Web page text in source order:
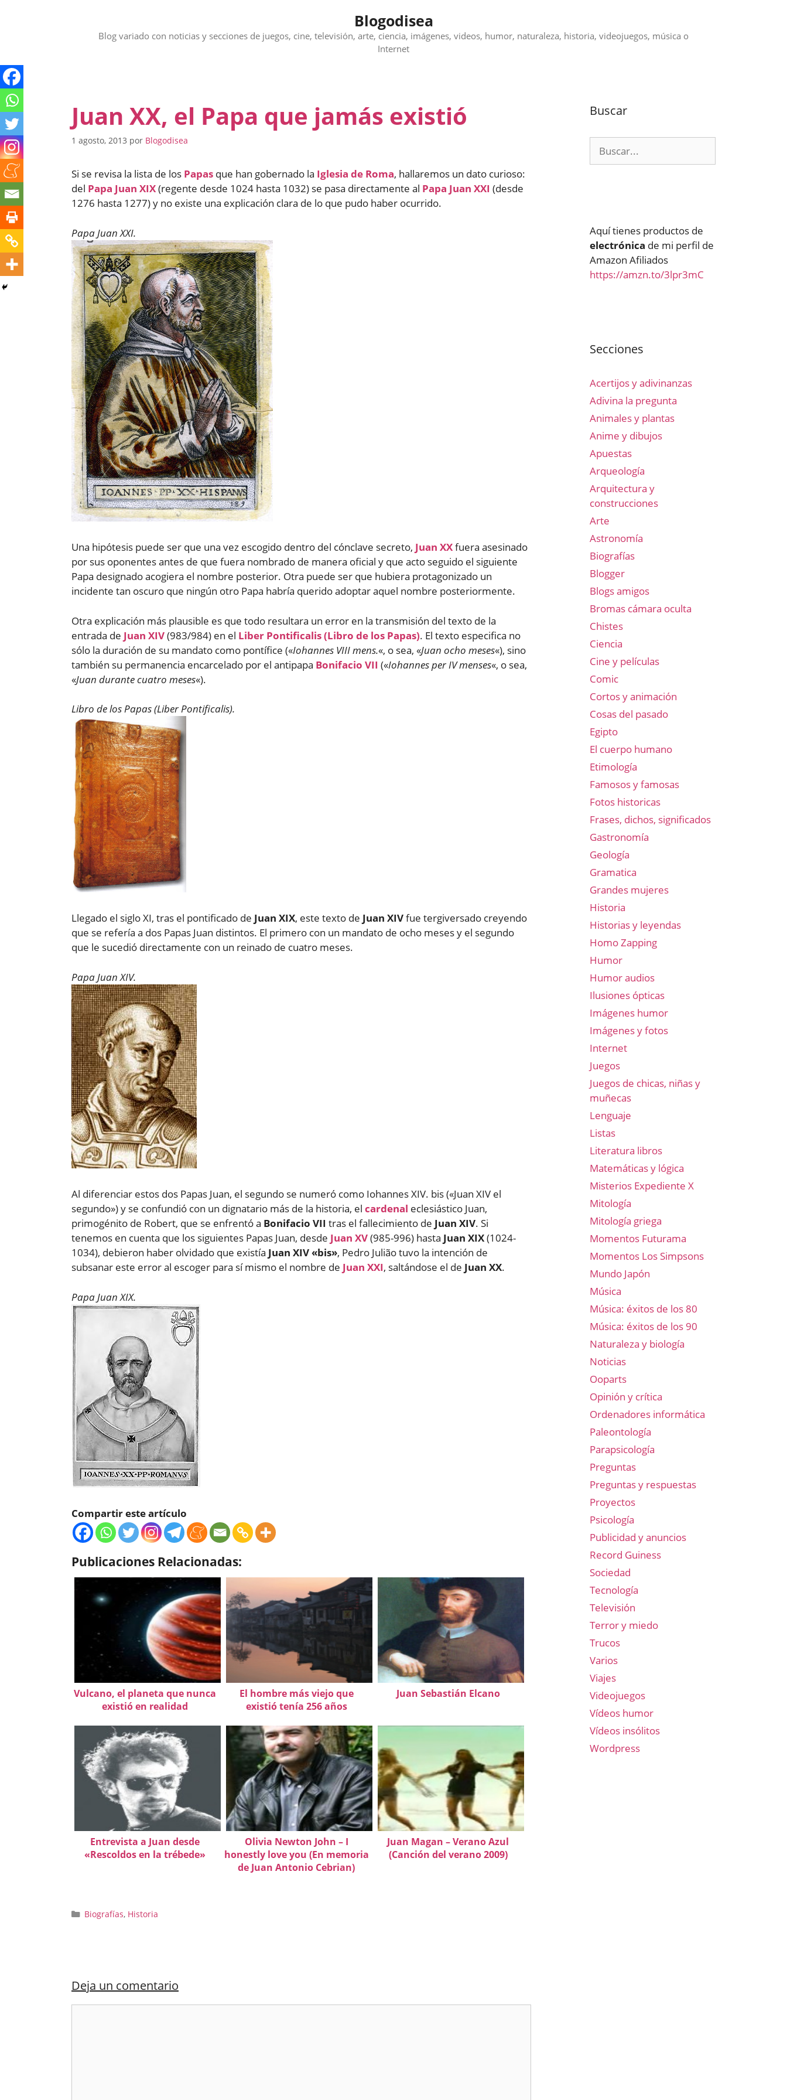
Blogodisea
Blog variado con noticias y secciones de juegos, cine, televisión, arte, ciencia, imágenes, videos, humor, naturaleza, historia, videojuegos, música o
Internet
Juan XX, el Papa que jamás existió
1 agosto, 2013 por Blogodisea
Si se revisa la lista de los Papas que han gobernado la Iglesia de Roma, hallaremos un dato curioso:
del Papa Juan XIX(regente desde 1024 hasta 1032) se pasa directamente al Papa Juan XXI (desde
1276 hasta 1277) y no existe una explicación clara de lo que pudo haber ocurrido.
Papa Juan XXI.
Una hipótesis puede ser que una vez escogido dentro del cónclave secreto, Juan XXfuera asesinado
por sus oponentes antes de que fuera nombrado de manera oficial y que acto seguido el siguiente
Papa designado acogiera el nombre posterior. Otra puede ser que hubiera protagonizado un
incidente tan oscuro que ningún otro Papa habría querido adoptar aquel nombre posteriormente.
Otra explicación más plausible es que todo resultara un error en la transmisión del texto de la
entrada de Juan XIV(983/984) en el Liber Pontificalis (Libro de los Papas). El texto especifica no
sólo la duración de su mandato como pontífice («Iohannes VIII mens.«, o sea, «Juan ocho meses«), sino
también su permanencia encarcelado por el antipapa Bonifacio VII («Iohannes per IV menses«, o sea,
«Juan durante cuatro meses«).
Libro de los Papas (Liber Pontificalis).
Llegado el siglo XI, tras el pontificado de Juan XIX, este texto de Juan XIVfue tergiversado creyendo
que se refería a dos Papas Juan distintos. El primero con un mandato de ocho meses y el segundo
que le sucedió directamente con un reinado de cuatro meses.
Papa Juan XIV.
Al diferenciar estos dos Papas Juan, el segundo se numeró como Iohannes XIV. bis («Juan XIV el
segundo») y se confundió con un dignatario más de la historia, el cardenal eclesiástico Juan,
primogénito de Robert, que se enfrentó a Bonifacio VII tras el fallecimiento de Juan XIV. Si
tenemos en cuenta que los siguientes Papas Juan, desde Juan XV(985-996) hasta Juan XIX(1024-
1034), debieron haber olvidado que existía Juan XIV «bis», Pedro Julião tuvo la intención de
subsanar este error al escoger para sí mismo el nombre de Juan XXI, saltándose el de Juan XX.
Papa Juan XIX.
Compartir este artículo
Publicaciones Relacionadas:
Vulcano, el planeta que nunca
existió en realidad
El hombre más viejo que
existió tenía 256 años
Juan Sebastián Elcano
Entrevista a Juan desde
«Rescoldos en la trébede»
Olivia Newton John – I
honestly love you (En memoria
de Juan Antonio Cebrian)
Juan Magan – Verano Azul
(Canción del verano 2009)
Categorías
Biografías, Historia
Deja un comentario
Buscar
Aquí tienes productos de
electrónica de mi perfil de
Amazon Afiliados
https://amzn.to/3lpr3mC
Secciones
Acertijos y adivinanzas
Adivina la pregunta
Animales y plantas
Anime y dibujos
Apuestas
Arqueología
Arquitectura y
construcciones
Arte
Astronomía
Biografías
Blogger
Blogs amigos
Bromas cámara oculta
Chistes
Ciencia
Cine y películas
Comic
Cortos y animación
Cosas del pasado
Egipto
El cuerpo humano
Etimología
Famosos y famosas
Fotos historicas
Frases, dichos, significados
Gastronomía
Geología
Gramatica
Grandes mujeres
Historia
Historias y leyendas
Homo Zapping
Humor
Humor audios
Ilusiones ópticas
Imágenes humor
Imágenes y fotos
Internet
Juegos
Juegos de chicas, niñas y
muñecas
Lenguaje
Listas
Literatura libros
Matemáticas y lógica
Misterios Expediente X
Mitología
Mitología griega
Momentos Futurama
Momentos Los Simpsons
Mundo Japón
Música
Música: éxitos de los 80
Música: éxitos de los 90
Naturaleza y biología
Noticias
Ooparts
Opinión y crítica
Ordenadores informática
Paleontología
Parapsicología
Preguntas
Preguntas y respuestas
Proyectos
Psicología
Publicidad y anuncios
Record Guiness
Sociedad
Tecnología
Televisión
Terror y miedo
Trucos
Varios
Viajes
Videojuegos
Vídeos humor
Vídeos insólitos
Wordpress